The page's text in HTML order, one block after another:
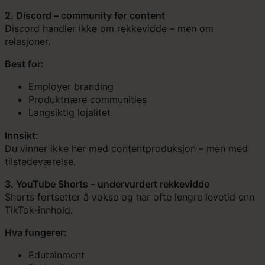
2. Discord – community før content
Discord handler ikke om rekkevidde – men om
relasjoner.
Best for:
Employer branding
Produktnære communities
Langsiktig lojalitet
Innsikt:
Du vinner ikke her med contentproduksjon – men med
tilstedeværelse.
3. YouTube Shorts – undervurdert rekkevidde
Shorts fortsetter å vokse og har ofte lengre levetid enn
TikTok-innhold.
Hva fungerer:
Edutainment